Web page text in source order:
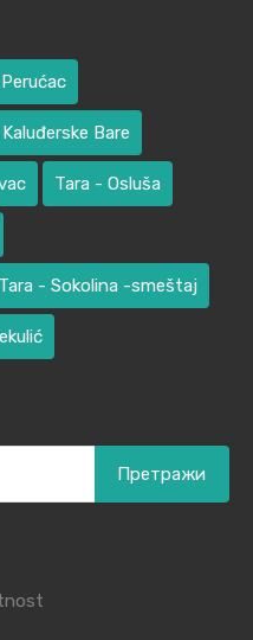
Bare
Tara - Osluša
Tara - Sokolina -smeštaj